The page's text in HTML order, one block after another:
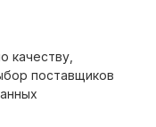
качеству,
поставщиков